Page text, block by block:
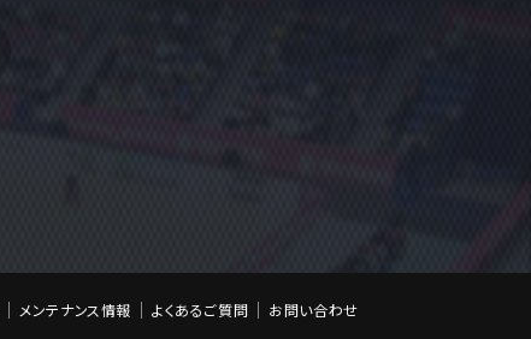
メンテナンス情報 よくあるご質問 お問い合わせ